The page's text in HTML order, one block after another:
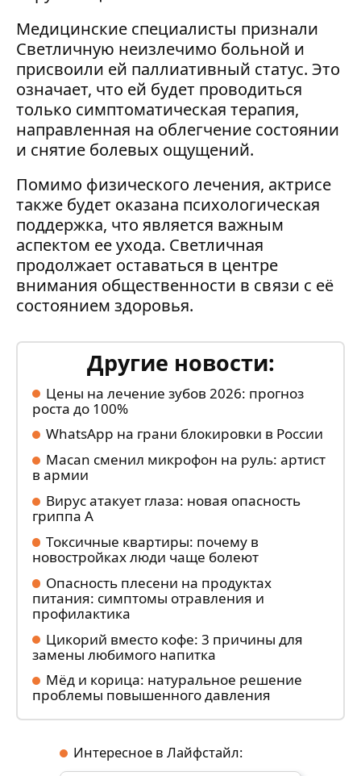
Медицинские специалисты признали
Светличную неизлечимо больной и
присвоили ей паллиативный статус. Это
означает, что ей будет проводиться
только симптоматическая терапия,
направленная на облегчение состоянии
и снятие болевых ощущений.
Помимо физического лечения, актрисе
также будет оказана психологическая
поддержка, что является важным
аспектом ее ухода. Светличная
продолжает оставаться в центре
внимания общественности в связи с её
состоянием здоровья.
Другие новости:
Цены на лечение зубов 2026: прогноз
роста до 100%
WhatsApp на грани блокировки в России
Macan сменил микрофон на руль: артист
в армии
Вирус атакует глаза: новая опасность
гриппа А
Токсичные квартиры: почему в
новостройках люди чаще болеют
Опасность плесени на продуктах
питания: симптомы отравления и
профилактика
Цикорий вместо кофе: 3 причины для
замены любимого напитка
Мёд и корица: натуральное решение
проблемы повышенного давления
Интересное в Лайфстайл: